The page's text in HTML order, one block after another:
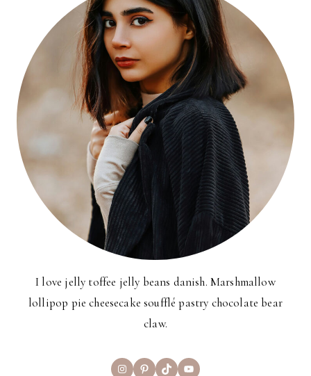
I love jelly toffee jelly beans danish. Marshmallow
lollipop pie cheesecake soufflé pastry chocolate bear
claw.
InstagramPinterest
TikTokYouTube